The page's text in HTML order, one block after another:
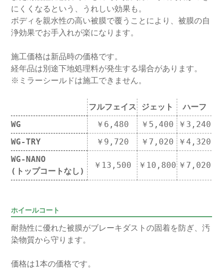
にくくなるという、うれしい効果も。
ボディを親水性の高い被膜で覆うことにより、被膜の自
浄効果でお手入れが楽になります。
施工価格は新品時の価格です。
経年品は別途下地処理料が発生する場合があります。
※ミラーシールドは施工できません。
フルフェイス ジェット
ハーフ
WG
￥6,480 ￥5,400
￥3,240
WG-TRY
￥9,720 ￥7,020
￥4,320
WG-NANO
(トップコートなし)
￥13,500 ￥10,800 ￥7,020
ホイールコート
耐熱性に優れた被膜がブレーキダストの固着を防ぎ、汚
染物質から守ります。
価格は1本の価格です。